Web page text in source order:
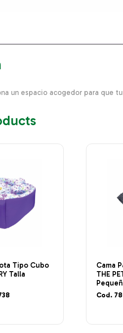
un espacio acogedor para que
Tipo Cubo
Talla
Cama
THE
Cod.